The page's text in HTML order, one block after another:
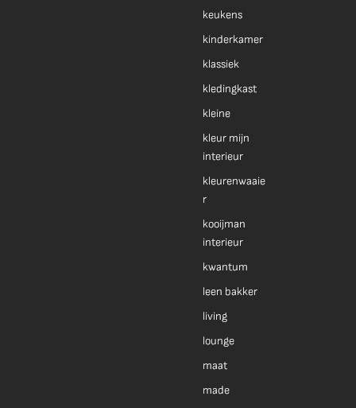
keukens
kinderkamer
klassiek
kledingkast
kleine
kleur mijn
interieur
kleurenwaaie
r
kooijman
interieur
kwantum
leen bakker
living
lounge
maat
made